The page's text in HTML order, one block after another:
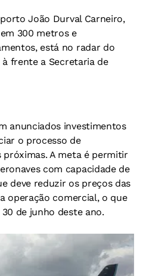
João Durval Carneiro,
300 metros e
está no radar do
frente a Secretaria de
anunciados investimentos
o processo de
próximas. A meta é permitir
com capacidade de
deve reduzir os preços das
operação comercial, o que
de junho deste ano.